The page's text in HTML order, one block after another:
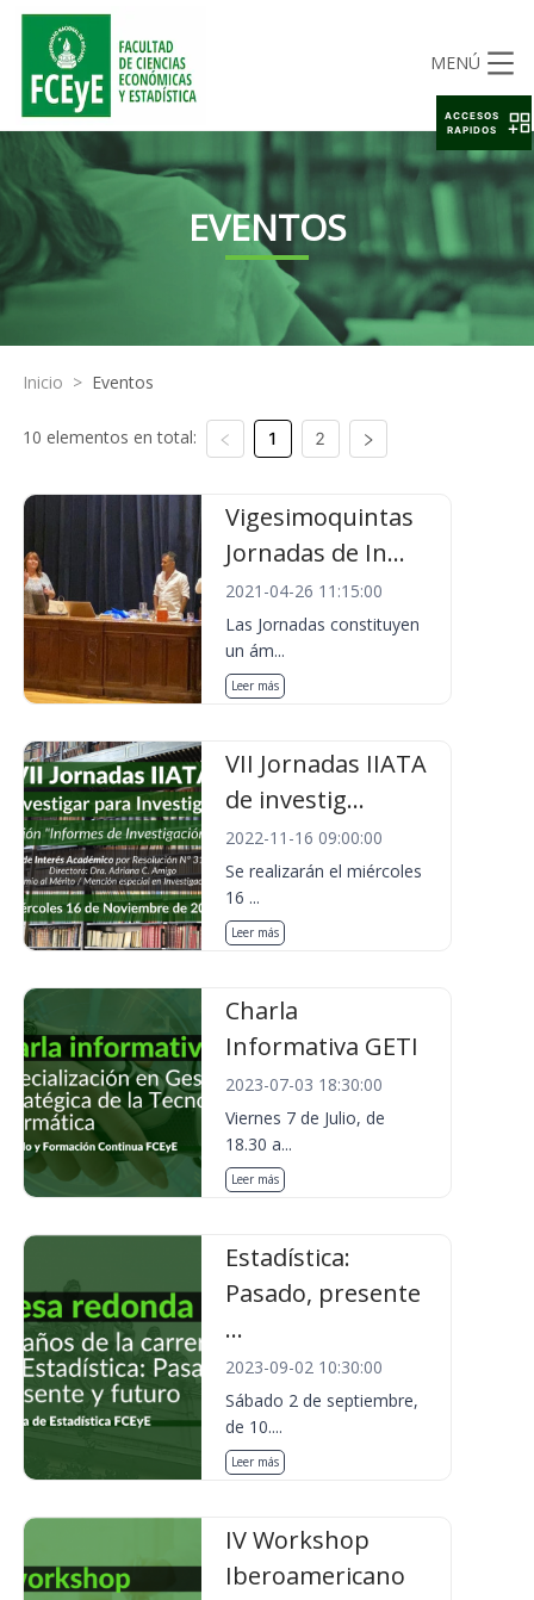
MENÚ
EVENTOS
Inicio > Eventos
10 elementos en total: 1 2
Vigesimoquintas
Jornadas de In...
2021-04-26 11:15:00
Las Jornadas constituyen
un ám...
Leer más
VII Jornadas IIATA
de investig...
2022-11-16 09:00:00
Se realizarán el miércoles
16 ...
Leer más
Charla
Informativa GETI
2023-07-03 18:30:00
Viernes 7 de Julio, de
18.30 a...
Leer más
Estadística:
Pasado, presente
...
2023-09-02 10:30:00
Sábado 2 de septiembre,
de 10....
Leer más
IV Workshop
Iberoamericano
ACCESOS
RAPIDOS